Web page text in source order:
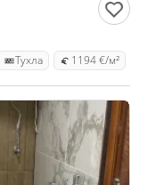
Тухла 1194 €/м²